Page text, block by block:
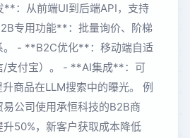
：从前端UI到后端API，支持
专用功能**：批量询价、阶梯
。 - **B2C优化**：移动端自适
/支付宝）。 - **AI集成**：可
商品在LLM搜索中的曝光。 例
公司使用承恒科技的B2B商
50%，新客户获取成本降低